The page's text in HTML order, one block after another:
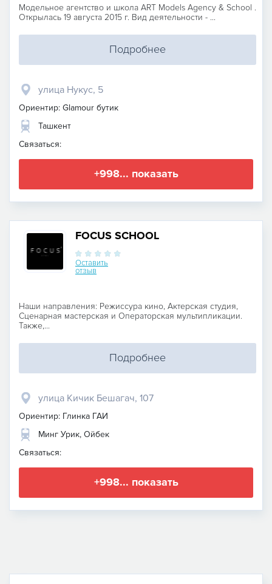
Модельное агентство и школа ART Models Agency & School .
Открылась 19 августа 2015 г. Вид деятельности - ...
Подробнее
улица Нукус, 5
Ориентир: Glamour бутик
Ташкент
Связаться:
+998... показать
FOCUS SCHOOL
Оставить
отзыв
Наши направления: Режиссура кино, Актерская студия,
Сценарная мастерская и Операторская мультипликации.
Также,...
Подробнее
улица Кичик Бешагач, 107
Ориентир: Глинка ГАИ
Минг Урик, Ойбек
Связаться:
+998... показать